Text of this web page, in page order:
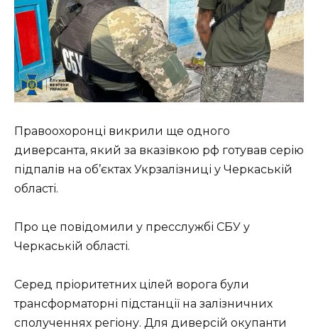
Правоохоронці викрили ще одного
диверсанта, який за вказівкою рф готував серію
підпалів на об’єктах Укрзалізниці у Черкаській
області.
Про це повідомили у пресслужбі СБУ у
Черкаській області.
Серед пріоритетних цілей ворога були
трансформаторні підстанції на залізничних
сполученнях регіону. Для диверсій окупанти